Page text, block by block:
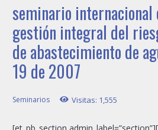
seminario internacional
gestión integral del
de abastecimiento de
19 de 2007
Seminarios Visitas: 1,555
[et_pb_section